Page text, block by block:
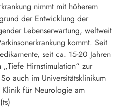
nimmt mit höherem
der Entwicklung der
Lebenserwartung, weltweit
kommt. Seit
seit ca. 15-20 Jahren
Hirnstimulation“ zur
auch im Universitätsklinikum
für Neurologie am